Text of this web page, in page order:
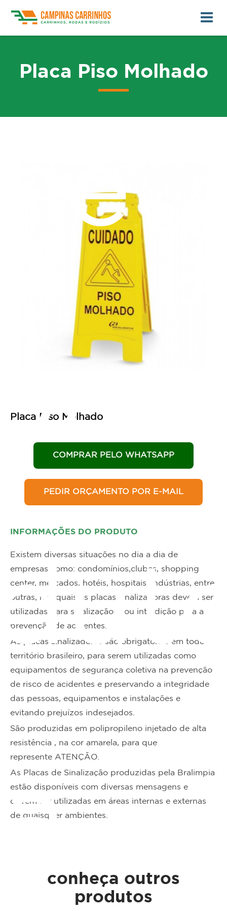
Placa Piso Molhado
Placa Piso Molhado
COMPRAR PELO WHATSAPP
PEDIR ORÇAMENTO POR E-MAIL
INFORMAÇÕES DO PRODUTO
Existem diversas situações no dia a dia de
empresas como: condomínios,clubes, shopping
center, mercados, hotéis, hospitais, indústrias, entre
outras, nas quais as placas sinalizadoras devem ser
utilizadas para sinalização e/ou interdição para a
prevenção de acidentes.
As placas sinalizadoras são obrigatórias em todo o
território brasileiro, para serem utilizadas como
equipamentos de segurança coletiva na prevenção
de risco de acidentes e preservando a integridade
das pessoas, equipamentos e instalações e
evitando prejuízos indesejados.
São produzidas em polipropileno injetado de alta
resistência , na cor amarela, para que
represente ATENÇÃO.
As Placas de Sinalização produzidas pela Bralimpia
estão disponíveis com diversas mensagens e
devem ser utilizadas em áreas internas e externas
de quaisquer ambientes.
conheça outros
produtos